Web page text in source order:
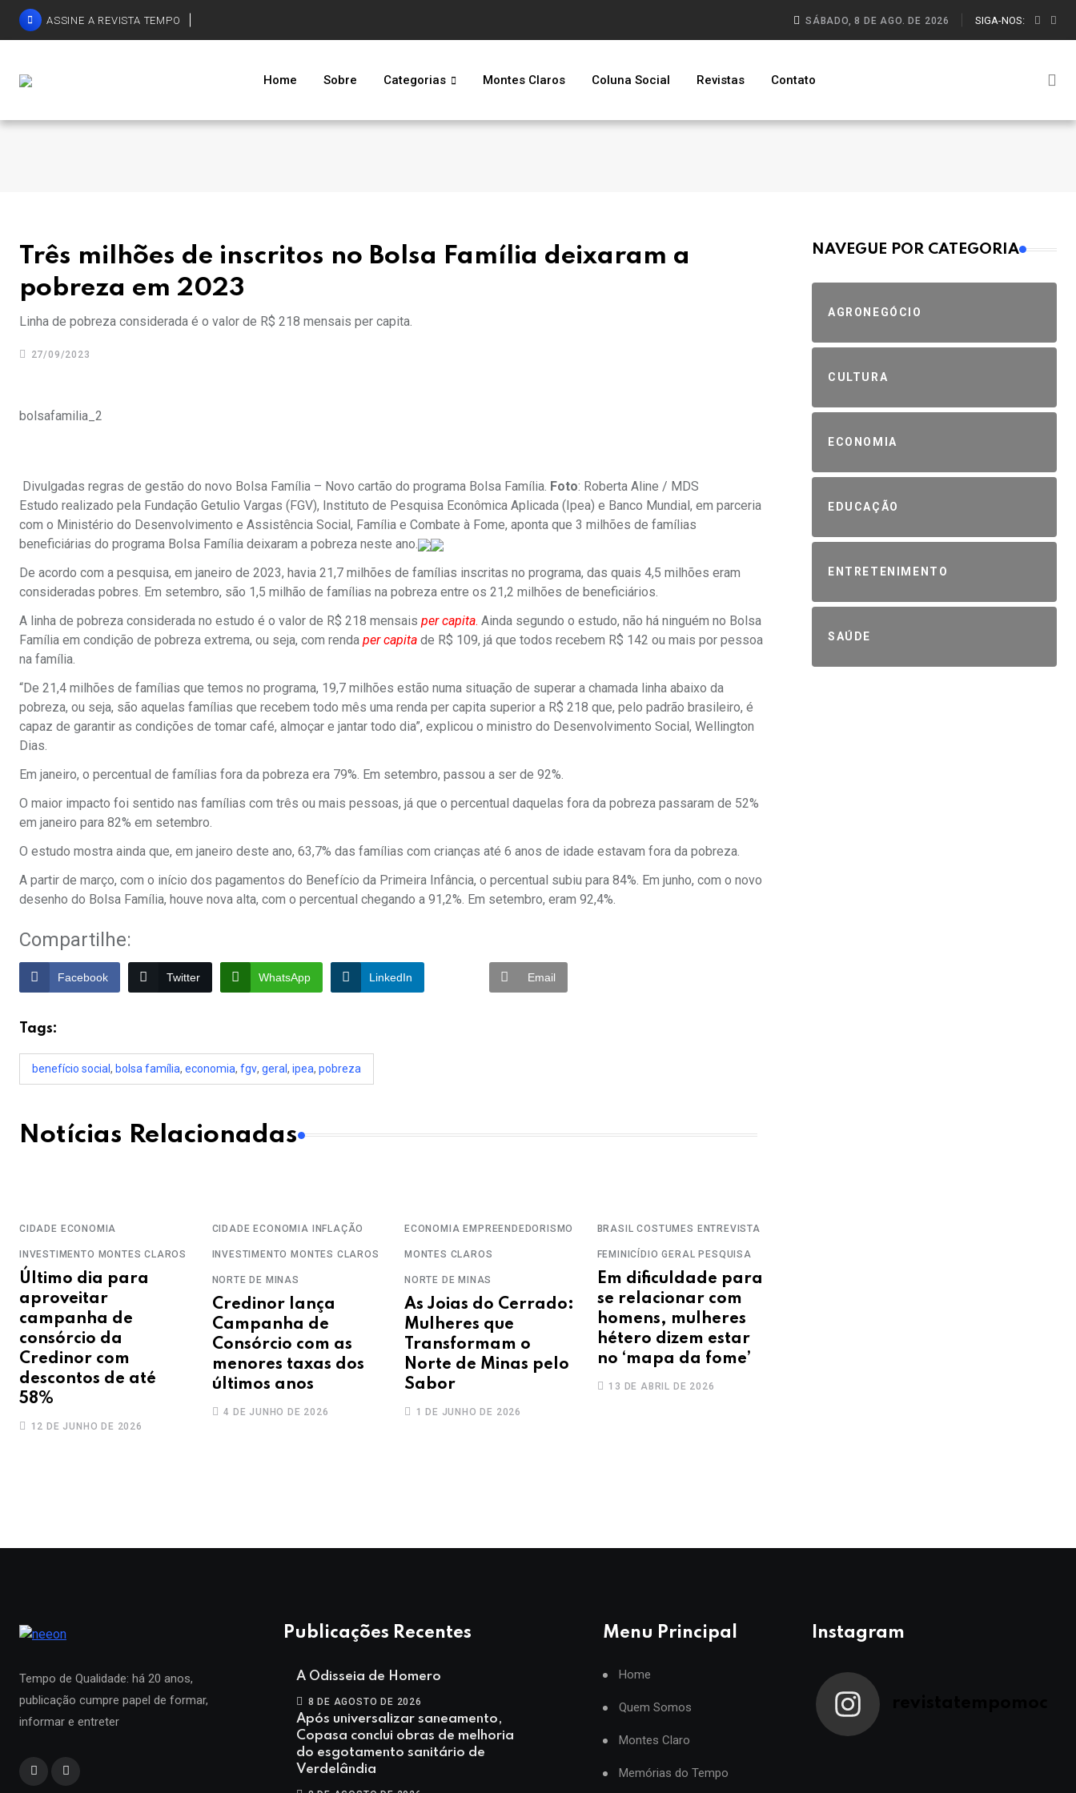
ASSINE A REVISTA TEMPO SÁBADO, 8 DE AGO. DE 2026 SIGA-NOS:
Home Sobre Categorias Montes Claros Coluna Social Revistas Contato
Três milhões de inscritos no Bolsa Família deixaram a
pobreza em 2023
Linha de pobreza considerada é o valor de R$ 218 mensais per capita.
27/09/2023
bolsafamilia_2
Divulgadas regras de gestão do novo Bolsa Família – Novo cartão do programa Bolsa Família. Foto: Roberta Aline / MDS
Estudo realizado pela Fundação Getulio Vargas (FGV), Instituto de Pesquisa Econômica Aplicada (Ipea) e Banco Mundial, em parceria
com o Ministério do Desenvolvimento e Assistência Social, Família e Combate à Fome, aponta que 3 milhões de famílias
beneficiárias do programa Bolsa Família deixaram a pobreza neste ano.
De acordo com a pesquisa, em janeiro de 2023, havia 21,7 milhões de famílias inscritas no programa, das quais 4,5 milhões eram
consideradas pobres. Em setembro, são 1,5 milhão de famílias na pobreza entre os 21,2 milhões de beneficiários.
A linha de pobreza considerada no estudo é o valor de R$ 218 mensais per capita. Ainda segundo o estudo, não há ninguém no Bolsa
Família em condição de pobreza extrema, ou seja, com renda per capita de R$ 109, já que todos recebem R$ 142 ou mais por pessoa
na família.
“De 21,4 milhões de famílias que temos no programa, 19,7 milhões estão numa situação de superar a chamada linha abaixo da
pobreza, ou seja, são aquelas famílias que recebem todo mês uma renda per capita superior a R$ 218 que, pelo padrão brasileiro, é
capaz de garantir as condições de tomar café, almoçar e jantar todo dia”, explicou o ministro do Desenvolvimento Social, Wellington
Dias.
Em janeiro, o percentual de famílias fora da pobreza era 79%. Em setembro, passou a ser de 92%.
O maior impacto foi sentido nas famílias com três ou mais pessoas, já que o percentual daquelas fora da pobreza passaram de 52%
em janeiro para 82% em setembro.
O estudo mostra ainda que, em janeiro deste ano, 63,7% das famílias com crianças até 6 anos de idade estavam fora da pobreza.
A partir de março, com o início dos pagamentos do Benefício da Primeira Infância, o percentual subiu para 84%. Em junho, com o novo
desenho do Bolsa Família, houve nova alta, com o percentual chegando a 91,2%. Em setembro, eram 92,4%.
Compartilhe:
Facebook Twitter WhatsApp LinkedIn Email
Tags:
benefício social , bolsa família, economia, fgv, geral , ipea, pobreza
Notícias Relacionadas
CIDADE ECONOMIA
INVESTIMENTO MONTES CLAROS
Último dia para
aproveitar
campanha de
consórcio da
Credinor com
descontos de até
58%
12 DE JUNHO DE 2026
CIDADE ECONOMIA INFLAÇÃO
INVESTIMENTO MONTES CLAROS
NORTE DE MINAS
Credinor lança
Campanha de
Consórcio com as
menores taxas dos
últimos anos
4 DE JUNHO DE 2026
ECONOMIA EMPREENDEDORISMO
MONTES CLAROS
NORTE DE MINAS
As Joias do Cerrado:
Mulheres que
Transformam o
Norte de Minas pelo
Sabor
1 DE JUNHO DE 2026
BRASIL COSTUMES ENTREVISTA
FEMINICÍDIO GERAL PESQUISA
Em dificuldade para
se relacionar com
homens, mulheres
hétero dizem estar
no ‘mapa da fome’
13 DE ABRIL DE 2026
MAIS VISTOS
NAVEGUE POR CATEGORIA
AGRONEGÓCIO
CULTURA
ECONOMIA
EDUCAÇÃO
ENTRETENIMENTO
SAÚDE
Tempo de Qualidade: há 20 anos,
publicação cumpre papel de formar,
informar e entreter
Publicações Recentes
A Odisseia de Homero
8 DE AGOSTO DE 2026
Após universalizar saneamento,
Copasa conclui obras de melhoria
do esgotamento sanitário de
Verdelândia
Menu Principal
Home
Quem Somos
Montes Claro
Memórias do Tempo
Instagram